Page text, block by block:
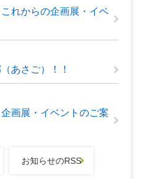
れからの企画展・イベ
あさご）！！
画展・イベントのご案
お知らせのRSS